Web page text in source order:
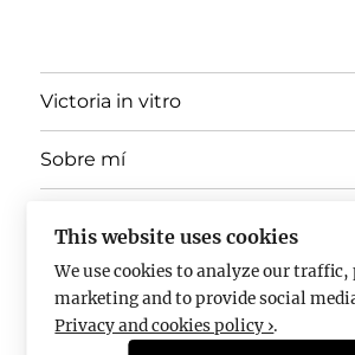
Victoria in vitro
Sobre mí
En los medios
Pregúntame
This website uses cookies
We use cookies to analyze our
marketing and to provide social
Privacy and cookies policy ›.